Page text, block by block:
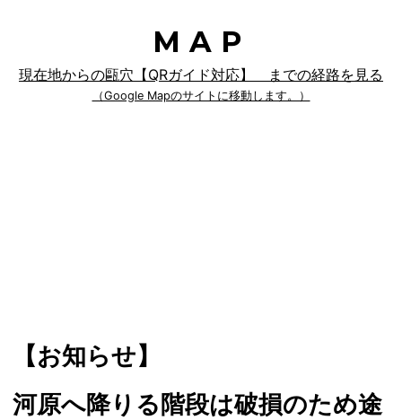
MAP
現在地からの甌穴【QRガイド対応】 までの経路を見る
（Google Mapのサイトに移動します。）
【お知らせ】
河原へ降りる階段は破損のため途